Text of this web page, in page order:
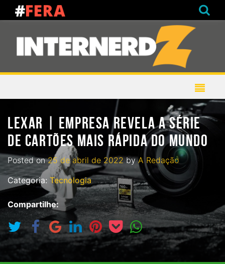
LEXAR | EMPRESA REVELA A SÉRIE
DE CARTÕES MAIS RÁPIDA DO MUNDO
Posted on25 de abril de 2022byA Redação
Categoria: Tecnologia
Compartilhe: